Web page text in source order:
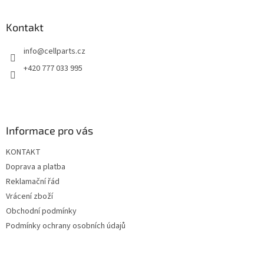
Kontakt
info@cellparts.cz
+420 777 033 995
Informace pro vás
KONTAKT
Doprava a platba
Reklamační řád
Vrácení zboží
Obchodní podmínky
Podmínky ochrany osobních údajů